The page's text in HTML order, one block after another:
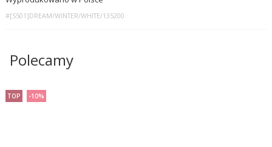
#[S501]DREAM/WINTER/WHITE/135200
Polecamy
TOP -10%